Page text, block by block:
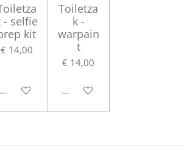
- selfie
kit
€ 14,00
In winkelwagen
Toiletza
k -
warpain
t
€ 14,00
In winkelwagen